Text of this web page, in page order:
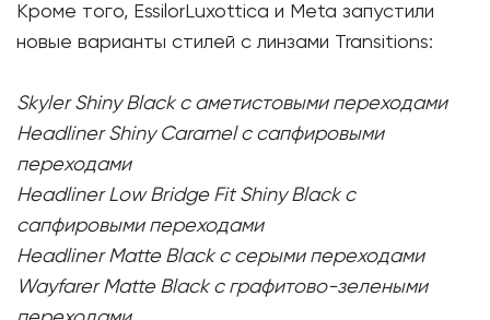
Кроме того, EssilorLuxottica и Meta запустили
новые варианты стилей с линзами Transitions:
Skyler Shiny Black с аметистовыми переходами
Headliner Shiny Caramel с сапфировыми
переходами
Headliner Low Bridge Fit Shiny Black с
сапфировыми переходами
Headliner Matte Black с серыми переходами
Wayfarer Matte Black с графитово-зелеными